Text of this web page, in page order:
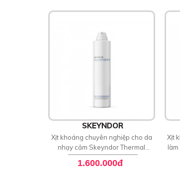
SKEYNDOR
Xịt khoáng chuyên nghiệp cho da
nhạy cảm Skeyndor Thermal
Concentrate Water Professional
1.600.000đ
Xịt
làm